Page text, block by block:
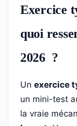
Exercice
quoi
2026 ?
Un exercice
un mini-test
la vraie